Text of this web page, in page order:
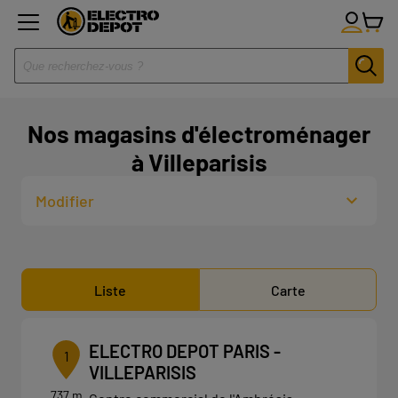
Nos magasins d'électroménager
à Villeparisis
Modifier
Liste Carte
1
737 m
ELECTRO DEPOT PARIS -
VILLEPARISIS